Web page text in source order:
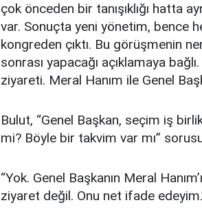
çok önceden bir tanışıklığı hatta
var. Sonuçta yeni yönetim, bence
kongreden çıktı. Bu görüşmenin
sonrası yapacağı açıklamaya
ziyareti. Meral Hanım ile Genel
Bulut, “Genel Başkan, seçim iş
mi? Böyle bir takvim var mı”
“Yok. Genel Başkanın Meral
ziyaret değil. Onu net ifade